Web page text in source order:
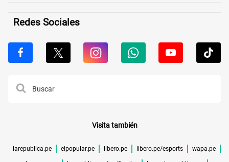
Redes Sociales
Visita también
larepublica.pe elpopular.pe libero.pe libero.pe/esports wapa.pe